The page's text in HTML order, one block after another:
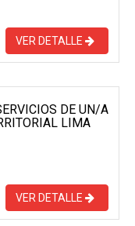
VER DETALLE
DE UN/A
LIMA
VER DETALLE